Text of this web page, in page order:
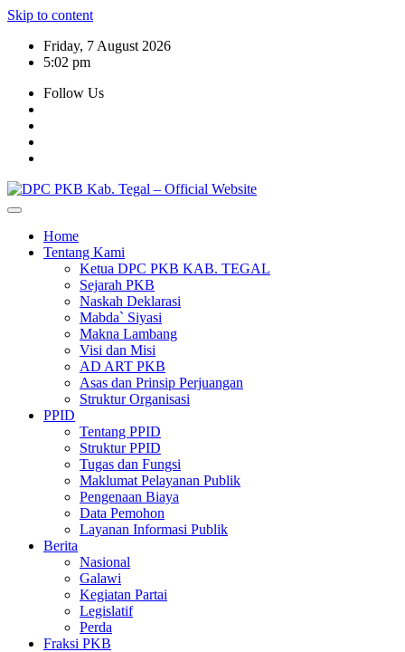
Skip to content
Friday, 7 August 2026
5:02 pm
Follow Us
Home
Tentang Kami
Ketua DPC PKB KAB. TEGAL
Sejarah PKB
Naskah Deklarasi
Mabda` Siyasi
Makna Lambang
Visi dan Misi
AD ART PKB
Asas dan Prinsip Perjuangan
Struktur Organisasi
PPID
Tentang PPID
Struktur PPID
Tugas dan Fungsi
Maklumat Pelayanan Publik
Pengenaan Biaya
Data Pemohon
Layanan Informasi Publik
Berita
Nasional
Galawi
Kegiatan Partai
Legislatif
Perda
Fraksi PKB